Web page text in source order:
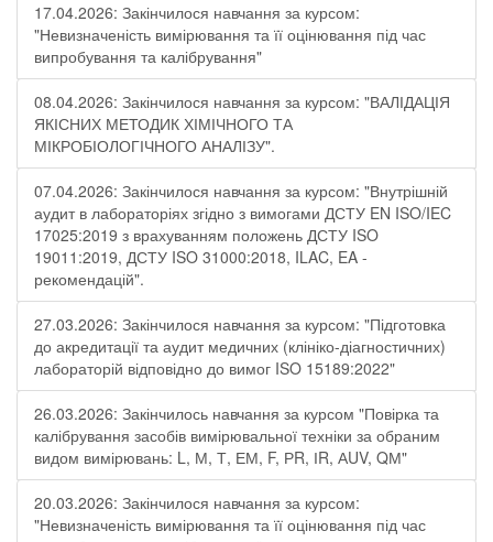
17.04.2026: Закінчилося навчання за курсом:
"Невизначеність вимірювання та її оцінювання під час
випробування та калібрування"
08.04.2026: Закінчилося навчання за курсом: "ВАЛІДАЦІЯ
ЯКІСНИХ МЕТОДИК ХІМІЧНОГО ТА
МІКРОБІОЛОГІЧНОГО АНАЛІЗУ".
07.04.2026: Закінчилося навчання за курсом: "Внутрішній
аудит в лабораторіях згідно з вимогами ДСТУ EN ISO/IEC
17025:2019 з врахуванням положень ДСТУ ISO
19011:2019, ДСТУ ISO 31000:2018, ILAC, EA -
рекомендацій".
27.03.2026: Закінчилося навчання за курсом: "Підготовка
до акредитації та аудит медичних (клініко-діагностичних)
лабораторій відповідно до вимог ISO 15189:2022"
26.03.2026: Закінчилось навчання за курсом "Повірка та
калібрування засобів вимірювальної техніки за обраним
видом вимірювань: L, М, Т, ЕМ, F, РR, ІR, АUV, QМ"
20.03.2026: Закінчилося навчання за курсом:
"Невизначеність вимірювання та її оцінювання під час